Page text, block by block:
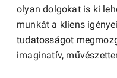
olyan dolgokat is ki
munkát a kliens
tudatosságot
imaginatív,